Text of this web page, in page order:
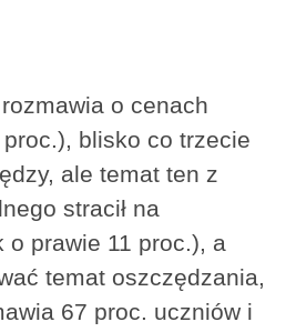
o cenach
blisko co trzecie
ale temat ten z
stracił na
o prawie 11 proc.), a
temat oszczędzania,
67 proc. uczniów i